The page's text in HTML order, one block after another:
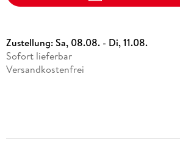
Zustellung:Sa, 08.08. - Di, 11.08.
Sofort lieferbar
Versandkostenfrei